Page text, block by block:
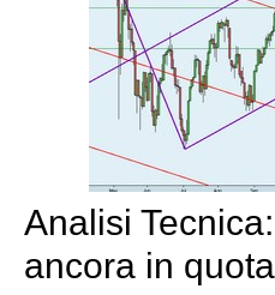
Analisi
ancora in quota